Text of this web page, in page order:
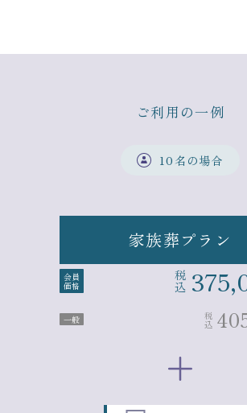
ご利用の一例
10名の場合
家族葬プラン
会員
価格
税
込
一般 税
込